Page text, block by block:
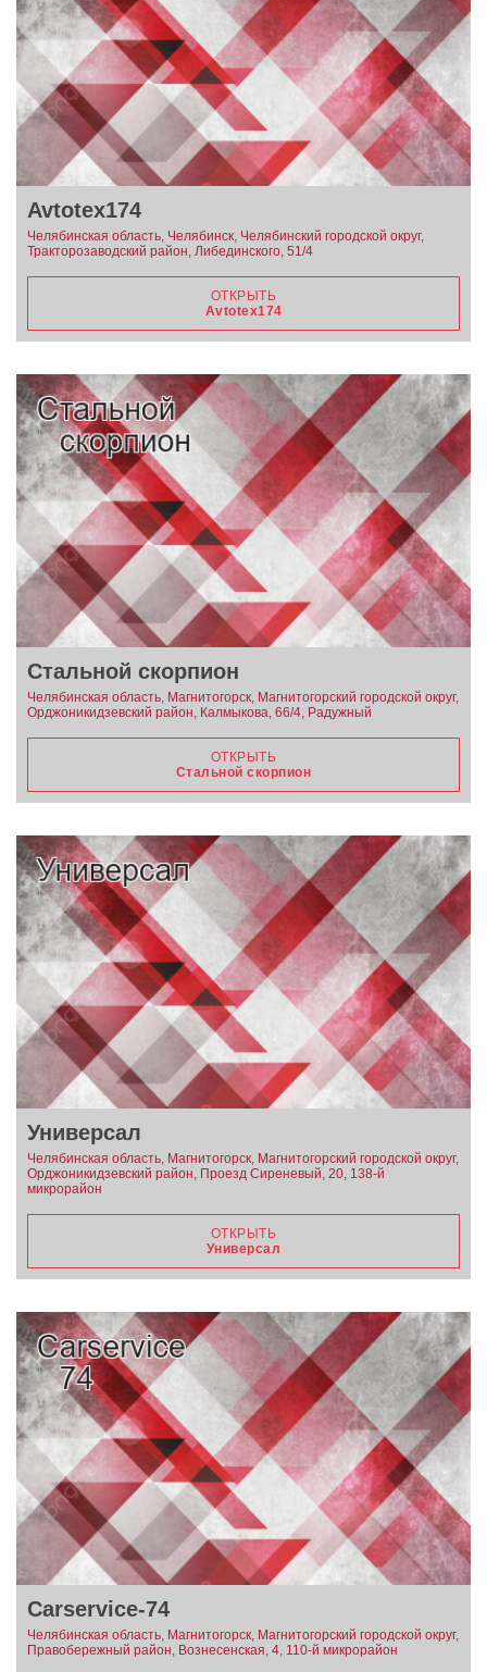
Avtotex174
Челябинская область, Челябинск, Челябинский городской округ,
Тракторозаводский район, Либединского, 51/4
ОТКРЫТЬ
Avtotex174
Стальной скорпион
Челябинская область, Магнитогорск, Магнитогорский городской округ,
Орджоникидзевский район, Калмыкова, 66/4, Радужный
ОТКРЫТЬ
Стальной скорпион
Универсал
Челябинская область, Магнитогорск, Магнитогорский городской округ,
Орджоникидзевский район, Проезд Сиреневый, 20, 138-й
микрорайон
ОТКРЫТЬ
Универсал
Carservice-74
Челябинская область, Магнитогорск, Магнитогорский городской округ,
Правобережный район, Вознесенская, 4, 110-й микрорайон